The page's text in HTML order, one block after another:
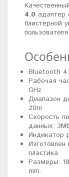
4.0 адаптер
блистерной
Bluetooth
Рабочая
GHz
Диапазон
20m
Скорость
данных:
Индикатор
Изготовлен
пластика
Размеры:
mm.